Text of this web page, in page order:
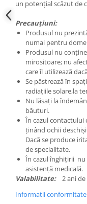
un potențial scăzut de
Precauțiuni:
Produsul nu
numai pentru
Produsul nu
mirositoare; nu
care îl utilizează
Se păstrează în
radiațiile solare,la
Nu lăsați la
băuturi.
În cazul contactului
ținând ochii
Dacă se produce
de specialitate.
În cazul înghițirii nu
asistență medicală.
Valabilitate:2 ani de
Informatii